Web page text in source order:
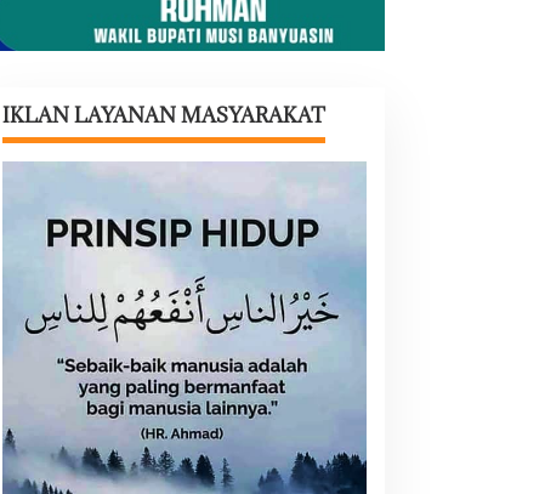
IKLAN LAYANAN MASYARAKAT